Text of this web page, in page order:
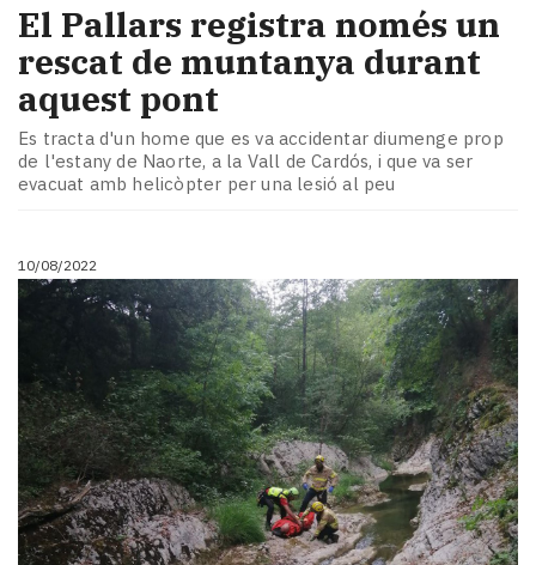
El Pallars registra només un
rescat de muntanya durant
aquest pont
Es tracta d'un home que es va accidentar diumenge prop
de l'estany de Naorte, a la Vall de Cardós, i que va ser
evacuat amb helicòpter per una lesió al peu
10/08/2022